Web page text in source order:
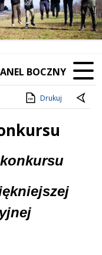
BOCZNY
Drukuj